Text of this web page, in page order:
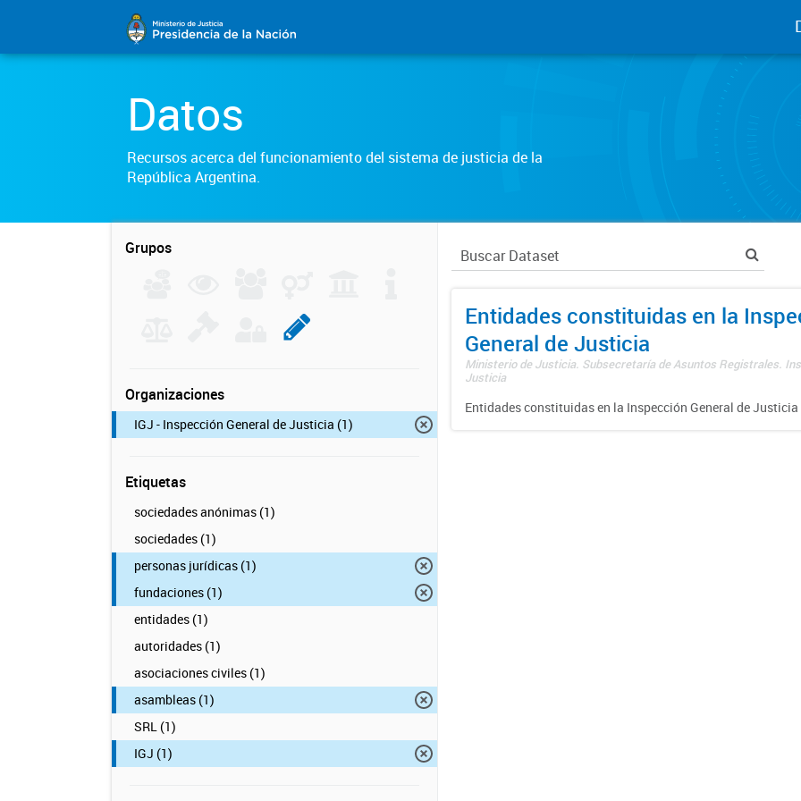
Datos
Recursos acerca del funcionamiento del sistema de justicia de la
República Argentina.
Grupos
Organizaciones
IGJ - Inspección General de Justicia (1)
Etiquetas
sociedades anónimas (1)
sociedades (1)
personas jurídicas (1)
fundaciones (1)
entidades (1)
autoridades (1)
asociaciones civiles (1)
asambleas (1)
SRL (1)
IGJ (1)
Entidades constituidas en la
General de Justicia
Ministerio de Justicia. Subsecretaría de Asuntos Registrales.
Justicia
Entidades constituidas en la Inspección General de Justicia